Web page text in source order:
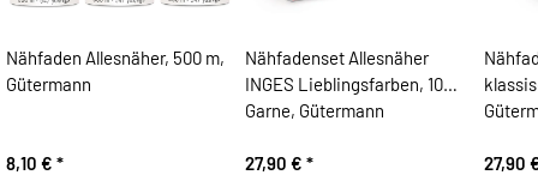
Nähfaden Allesnäher, 500 m,
Gütermann
8,10 € *
Nähfadenset Allesnäher
INGES Lieblingsfarben, 10
Garne, Gütermann
27,90 € *
27,90